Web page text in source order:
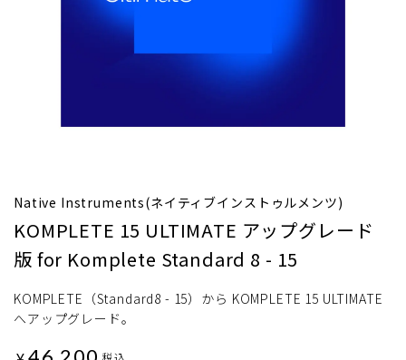
Native Instruments(ネイティブインストゥルメンツ)
KOMPLETE 15 ULTIMATE アップグレード
版 for Komplete Standard 8 - 15
KOMPLETE（Standard8 - 15）から KOMPLETE 15 ULTIMATE
へアップグレード。